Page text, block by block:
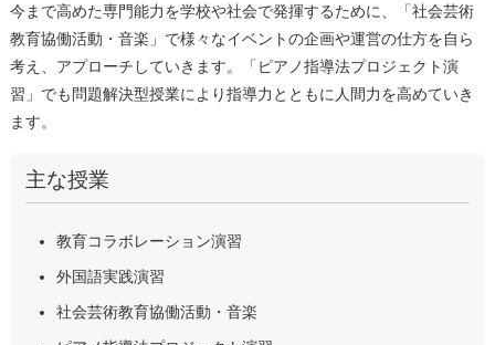
今まで高めた専門能力を学校や社会で発揮するために、「社会芸術
教育協働活動・音楽」で様々なイベントの企画や運営の仕方を自ら
考え、アプローチしていきます。「ピアノ指導法プロジェクト演
習」でも問題解決型授業により指導力とともに人間力を高めていき
ます。
主な授業
教育コラボレーション演習
外国語実践演習
社会芸術教育協働活動・音楽